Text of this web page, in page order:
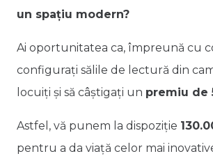
un spațiu modern?
Ai oportunitatea ca, împreună cu
configurați sălile de lectură din
locuiți și să câștigați un premiu de
Astfel, vă punem la dispoziție
pentru a da viață celor mai